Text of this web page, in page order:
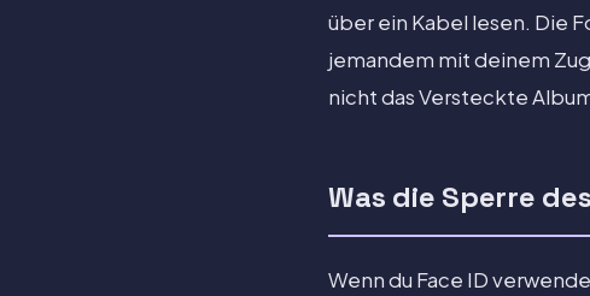
über ein Kabel lesen. Die
jemandem mit deinem
nicht das Versteckte
Was die Sperre
Wenn du Face ID